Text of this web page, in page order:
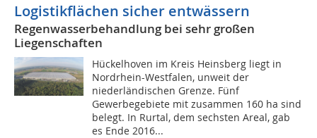
Logistikflächen sicher entwässern
Regenwasserbehandlung bei sehr großen
Liegenschaften
Hückelhoven im Kreis Heinsberg liegt in
Nordrhein-Westfalen, unweit der
niederländischen Grenze. Fünf
Gewerbegebiete mit zusammen 160 ha sind
belegt. In Rurtal, dem sechsten Areal, gab
es Ende 2016...